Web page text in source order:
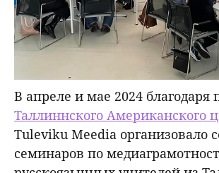
В апреле и мае 2024 благодаря
Таллиннского Американского
Tuleviku Meedia организовало
семинаров по